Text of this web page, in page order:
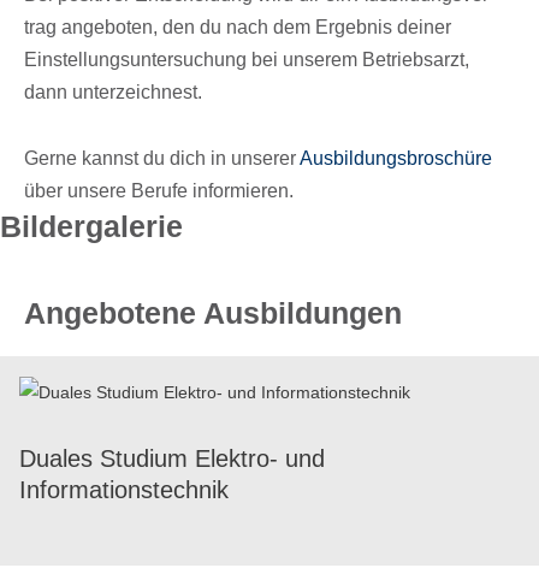
trag ange­bo­ten, den du nach dem Ergeb­nis deiner
Einstel­lungs­un­ter­su­chung bei unse­rem Betriebs­arzt,
dann unterzeichnest.
Gerne kannst du dich in unse­rerAusbil­dungs­bro­schüre
über unsere Berufe informieren.
Bilder­ga­le­rie
Angebotene Ausbildungen
Duales Studium Elek­tro- und
Informationstechnik